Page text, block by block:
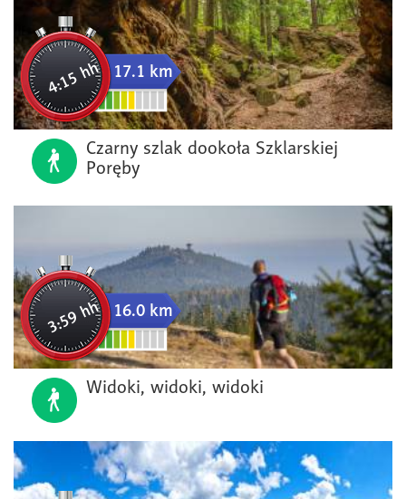
4:15 hh 17.1 km
Czarny szlak dookoła Szklarskiej
Poręby
3:59 hh 16.0 km
Widoki, widoki, widoki